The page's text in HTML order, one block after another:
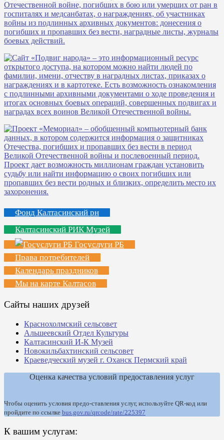
Фонд Калтасинский рн
Калтасинский РИК Музей
Госуслуги РБ
Права потребителей
Календарь праздников
Мы на карте Калтасов
Сайты наших друзей
Краснохолмский сельсовет
Альшеевский Отдел Культуры
Калтасинский И-К Музей
Новокильбахтинский сельсовет
Краеведческий музей г. Оханск Пермский край
Оценка качества условий предоставления услуг
Чтобы оценить условия предо-ставления услуг, используйте QR-код или
пройдите по ссылке bus.gov.ru/qrcode/rate/225397
К вашим услугам: